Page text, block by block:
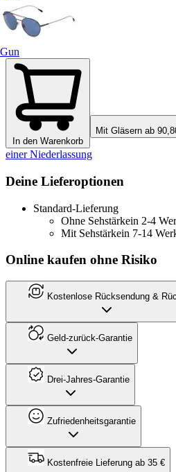
Gun
In den Warenkorb
Mit Gläsern ab
einer Niederlassung
Deine Lieferoptionen
Standard-Lieferung
Ohne Sehstärkein 2-4
Mit Sehstärkein 7-14
Online kaufen ohne Risiko
Kostenlose Rücksendung &
Geld-zurück-Garantie
Drei-Jahres-Garantie
Zufriedenheitsgarantie
Kostenfreie Lieferung ab 35 €